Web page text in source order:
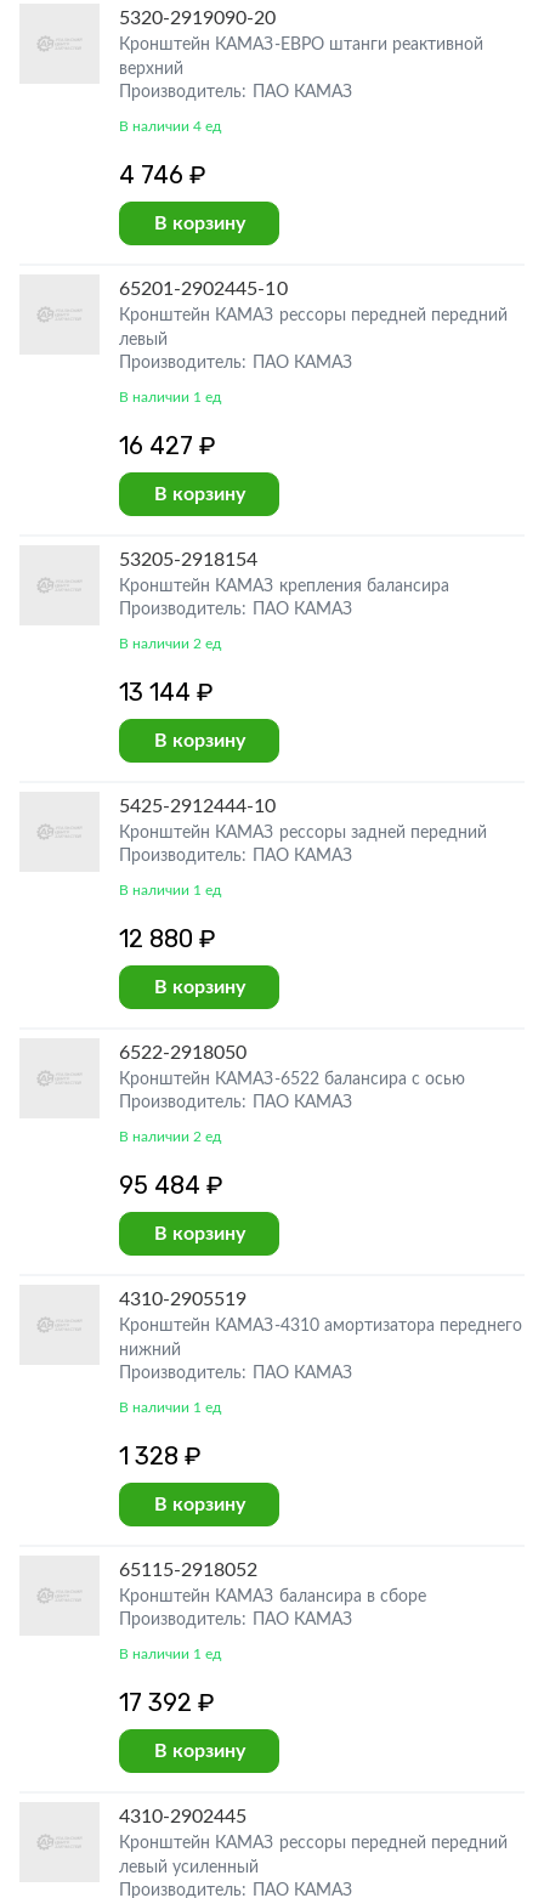
5320-2919090-20
Кронштейн КАМАЗ-ЕВРО штанги реактивной
верхний
Производитель: ПАО КАМАЗ
В наличии 4 ед
4 746 ₽
В корзину
65201-2902445-10
Кронштейн КАМАЗ рессоры передней передний
левый
Производитель: ПАО КАМАЗ
В наличии 1 ед
16 427 ₽
В корзину
53205-2918154
Кронштейн КАМАЗ крепления балансира
Производитель: ПАО КАМАЗ
В наличии 2 ед
13 144 ₽
В корзину
5425-2912444-10
Кронштейн КАМАЗ рессоры задней передний
Производитель: ПАО КАМАЗ
В наличии 1 ед
12 880 ₽
В корзину
6522-2918050
Кронштейн КАМАЗ-6522 балансира с осью
Производитель: ПАО КАМАЗ
В наличии 2 ед
95 484 ₽
В корзину
4310-2905519
Кронштейн КАМАЗ-4310 амортизатора переднего
нижний
Производитель: ПАО КАМАЗ
В наличии 1 ед
1 328 ₽
В корзину
65115-2918052
Кронштейн КАМАЗ балансира в сборе
Производитель: ПАО КАМАЗ
В наличии 1 ед
17 392 ₽
В корзину
4310-2902445
Кронштейн КАМАЗ рессоры передней передний
левый усиленный
Производитель: ПАО КАМАЗ